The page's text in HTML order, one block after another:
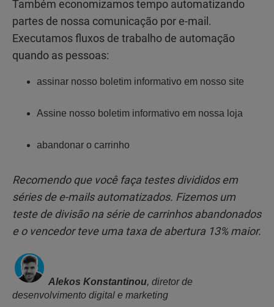
Também economizamos tempo automatizando
partes de nossa comunicação por e-mail.
Executamos fluxos de trabalho de automação
quando as pessoas:
assinar nosso boletim informativo em nosso site
Assine nosso boletim informativo em nossa loja
abandonar o carrinho
Recomendo que você faça testes divididos em
séries de e-mails automatizados. Fizemos um
teste de divisão na série de carrinhos abandonados
e o vencedor teve uma taxa de abertura 13% maior.
Alekos Konstantinou, diretor de
desenvolvimento digital e marketing